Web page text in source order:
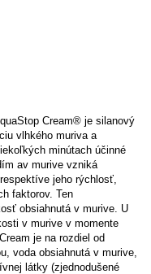
Cream® je silanový
vlhkého muriva a
minútach účinné
av murive vzniká
jeho rýchlosť,
faktorov. Ten
obsiahnutá v murive. U
v murive v momente
je na rozdiel od
voda obsiahnutá v murive,
látky (zjednodušené